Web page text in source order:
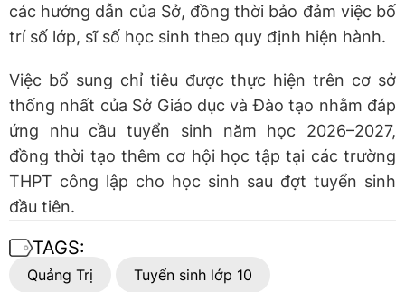
các hướng dẫn của Sở, đồng thời bảo đảm việc bố
trí số lớp, sĩ số học sinh theo quy định hiện hành.
Việc bổ sung chỉ tiêu được thực hiện trên cơ sở
thống nhất của Sở Giáo dục và Đào tạo nhằm đáp
ứng nhu cầu tuyển sinh năm học 2026–2027,
đồng thời tạo thêm cơ hội học tập tại các trường
THPT công lập cho học sinh sau đợt tuyển sinh
đầu tiên.
TAGS:
Quảng Trị Tuyển sinh lớp 10